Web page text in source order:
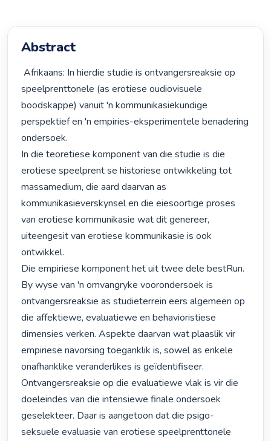
Abstract
Afrikaans: In hierdie studie is ontvangersreaksie op
speelprenttonele (as erotiese oudiovisuele
boodskappe) vanuit 'n kommunikasiekundige
perspektief en 'n empiries-eksperimentele benadering
ondersoek.
In die teoretiese komponent van die studie is die
erotiese speelprent se historiese ontwikkeling tot
massamedium, die aard daarvan as
kommunikasieverskynsel en die eiesoortige proses
van erotiese kommunikasie wat dit genereer,
uiteengesit van erotiese kommunikasie is ook
ontwikkel.
Die empiriese komponent het uit twee dele bestRun.
By wyse van 'n omvangryke voorondersoek is
ontvangersreaksie as studieterrein eers algemeen op
die affektiewe, evaluatiewe en behavioristiese
dimensies verken. Aspekte daarvan wat plaaslik vir
empiriese navorsing toeganklik is, sowel as enkele
onafhanklike veranderlikes is geïdentifiseer.
Ontvangersreaksie op die evaluatiewe vlak is vir die
doeleindes van die intensiewe finale ondersoek
geselekteer. Daar is aangetoon dat die psigo-
seksuele evaluasie van erotiese speelprenttonele